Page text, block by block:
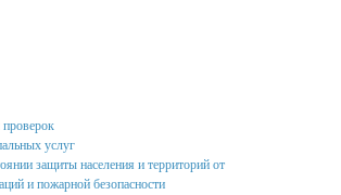
Проекты
программы
проверок
услуг
защиты населения и территорий от
и пожарной безопасности